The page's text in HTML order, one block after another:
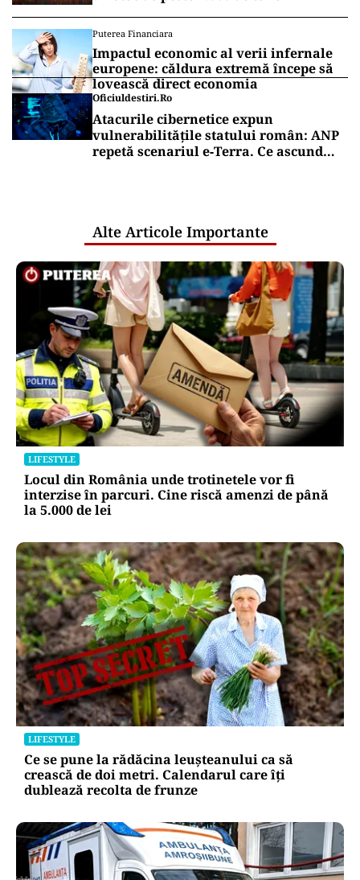
Puterea Financiara
Impactul economic al verii infernale
europene: căldura extremă începe să
lovească direct economia
Oficiuldestiri.ro
Atacurile cibernetice expun
vulnerabilitățile statului român: ANP
repetă scenariul e‑Terra. Ce ascund
Alte Articole Importante
LIFESTYLE
Locul din România unde trotinetele vor fi
interzise în parcuri. Cine riscă amenzi de până
la 5.000 de lei
LIFESTYLE
Ce se pune la rădăcina leușteanului ca să
crească de doi metri. Calendarul care îți
dublează recolta de frunze